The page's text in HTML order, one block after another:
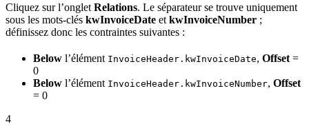
Cliquez sur l’onglet Relations. Le séparateur se trouve uniquement
sous les mots-clés kwInvoiceDate et kwInvoiceNumber ;
définissez donc les contraintes suivantes :
Below l’élément InvoiceHeader.kwInvoiceDate, Offset =
0
Below l’élément InvoiceHeader.kwInvoiceNumber, Offset
= 0
4